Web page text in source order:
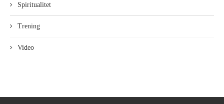
Spiritualitet
Trening
Video